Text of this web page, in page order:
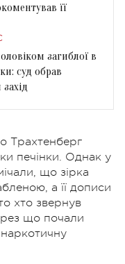
її
загиблої в
суд обрав
Трахтенберг
печінки. Однак у
що зірка
а її дописи
хто звернув
що почали